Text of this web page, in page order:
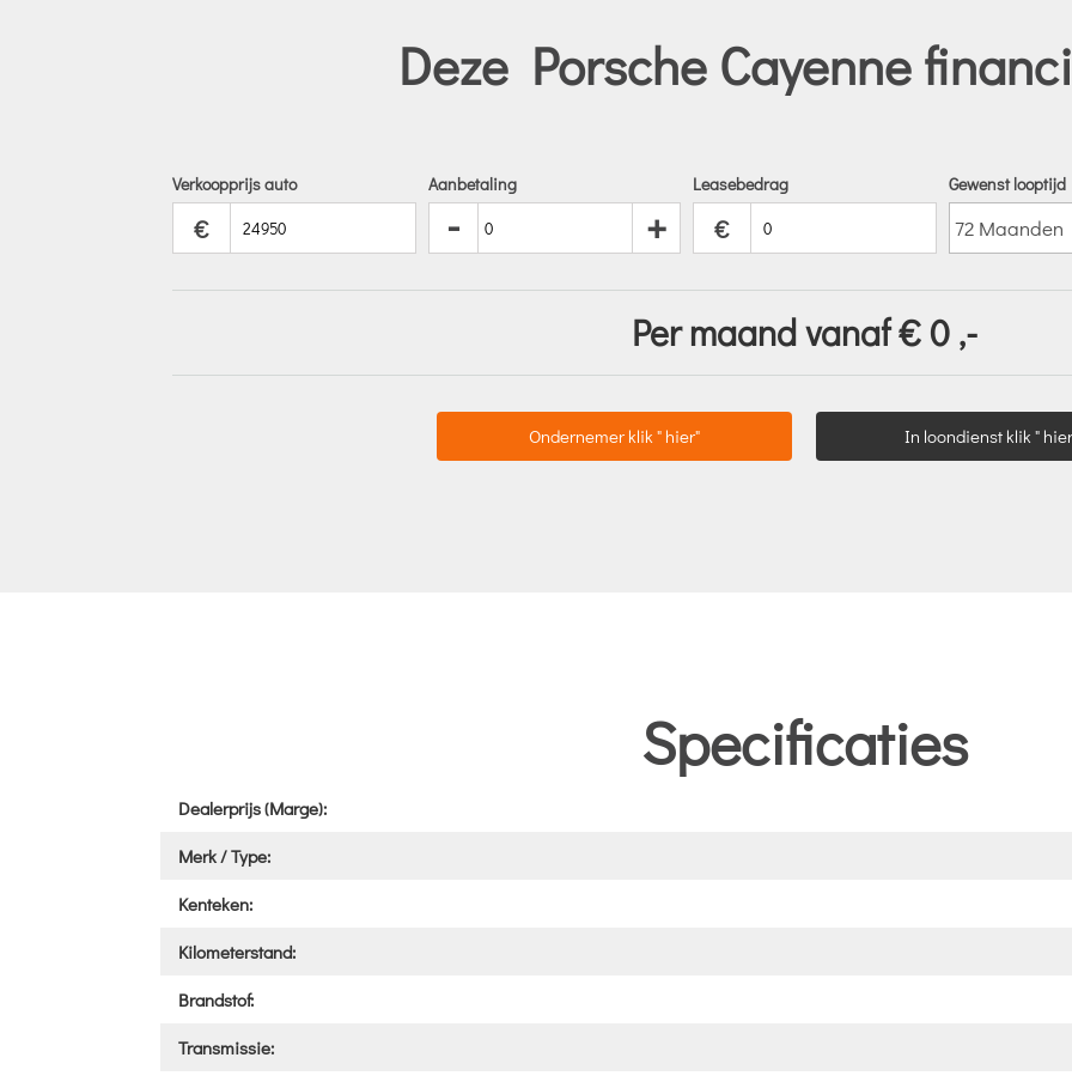
Deze Porsche Cayenne
Verkoopprijs auto
€
Aanbetaling
- +
Leasebedrag
€
Gewenst looptijd
Per maand vanaf € 0 ,-
Ondernemer klik " hier" In loondienst klik "
Specificaties
Dealerprijs (Marge):
Merk / Type:
Kenteken:
Kilometerstand:
Brandstof:
Transmissie: